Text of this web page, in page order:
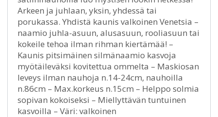
Arkeen ja juhlaan, yksin, yhdessä tai
porukassa. Yhdistä kaunis valkoinen Venetsia –
naamio juhla-asuun, alusasuun, rooliasuun tai
kokeile tehoa ilman rihman kiertämää! –
Kaunis pitsimäinen silmänaamio kasvoja
myötäileväksi kovitettua ommelta – Maskiosan
leveys ilman nauhoja n.14-24cm, nauhoilla
n.86cm – Max.korkeus n.15cm – Helppo solmia
sopivan kokoiseksi – Miellyttävän tuntuinen
kasvoilla – Väri: valkoinen